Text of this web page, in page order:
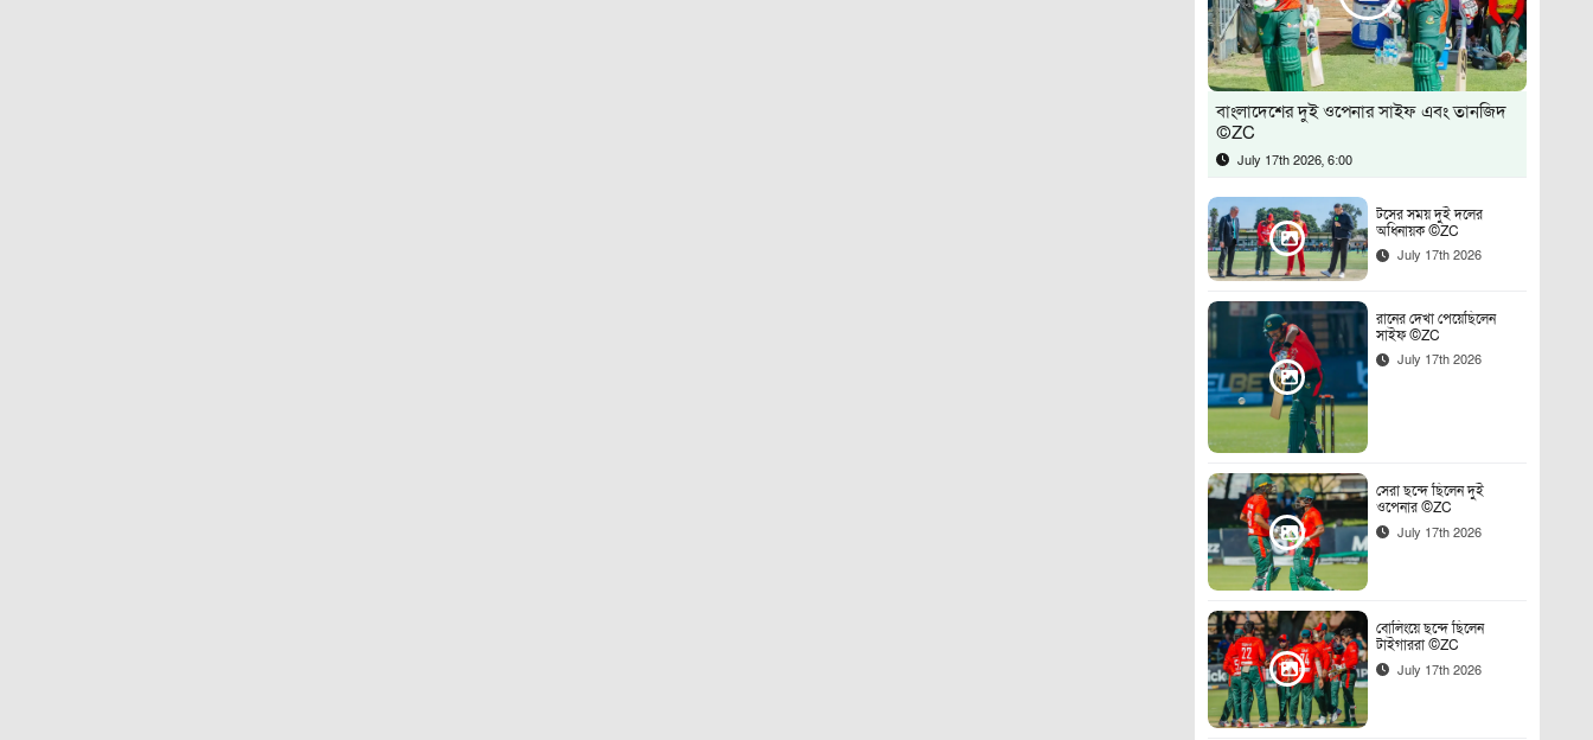
বাংলাদেশের দুই ওপেনার সাইফ এবং তানজিদ
©ZC
July 17th 2026, 6:00
টসের সময় দুই দলের
অধিনায়ক ©ZC
July 17th 2026
রানের দেখা পেয়েছিলেন
সাইফ ©ZC
July 17th 2026
সেরা ছন্দে ছিলেন দুই
ওপেনার ©ZC
July 17th 2026
বোলিংয়ে ছন্দে ছিলেন
টাইগাররা ©ZC
July 17th 2026